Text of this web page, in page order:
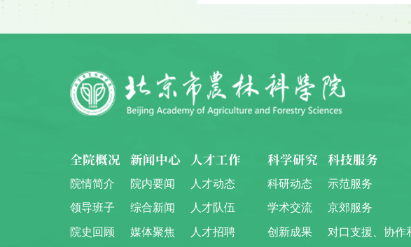
全院概况
院情简介
领导班子
院史回顾
新闻中心
院内要闻
综合新闻
媒体聚焦
人才工作
人才动态
人才队伍
人才招聘
科学研究
科研动态
学术交流
创新成果
科技服务
示范服务
京郊服务
对口支援、协作